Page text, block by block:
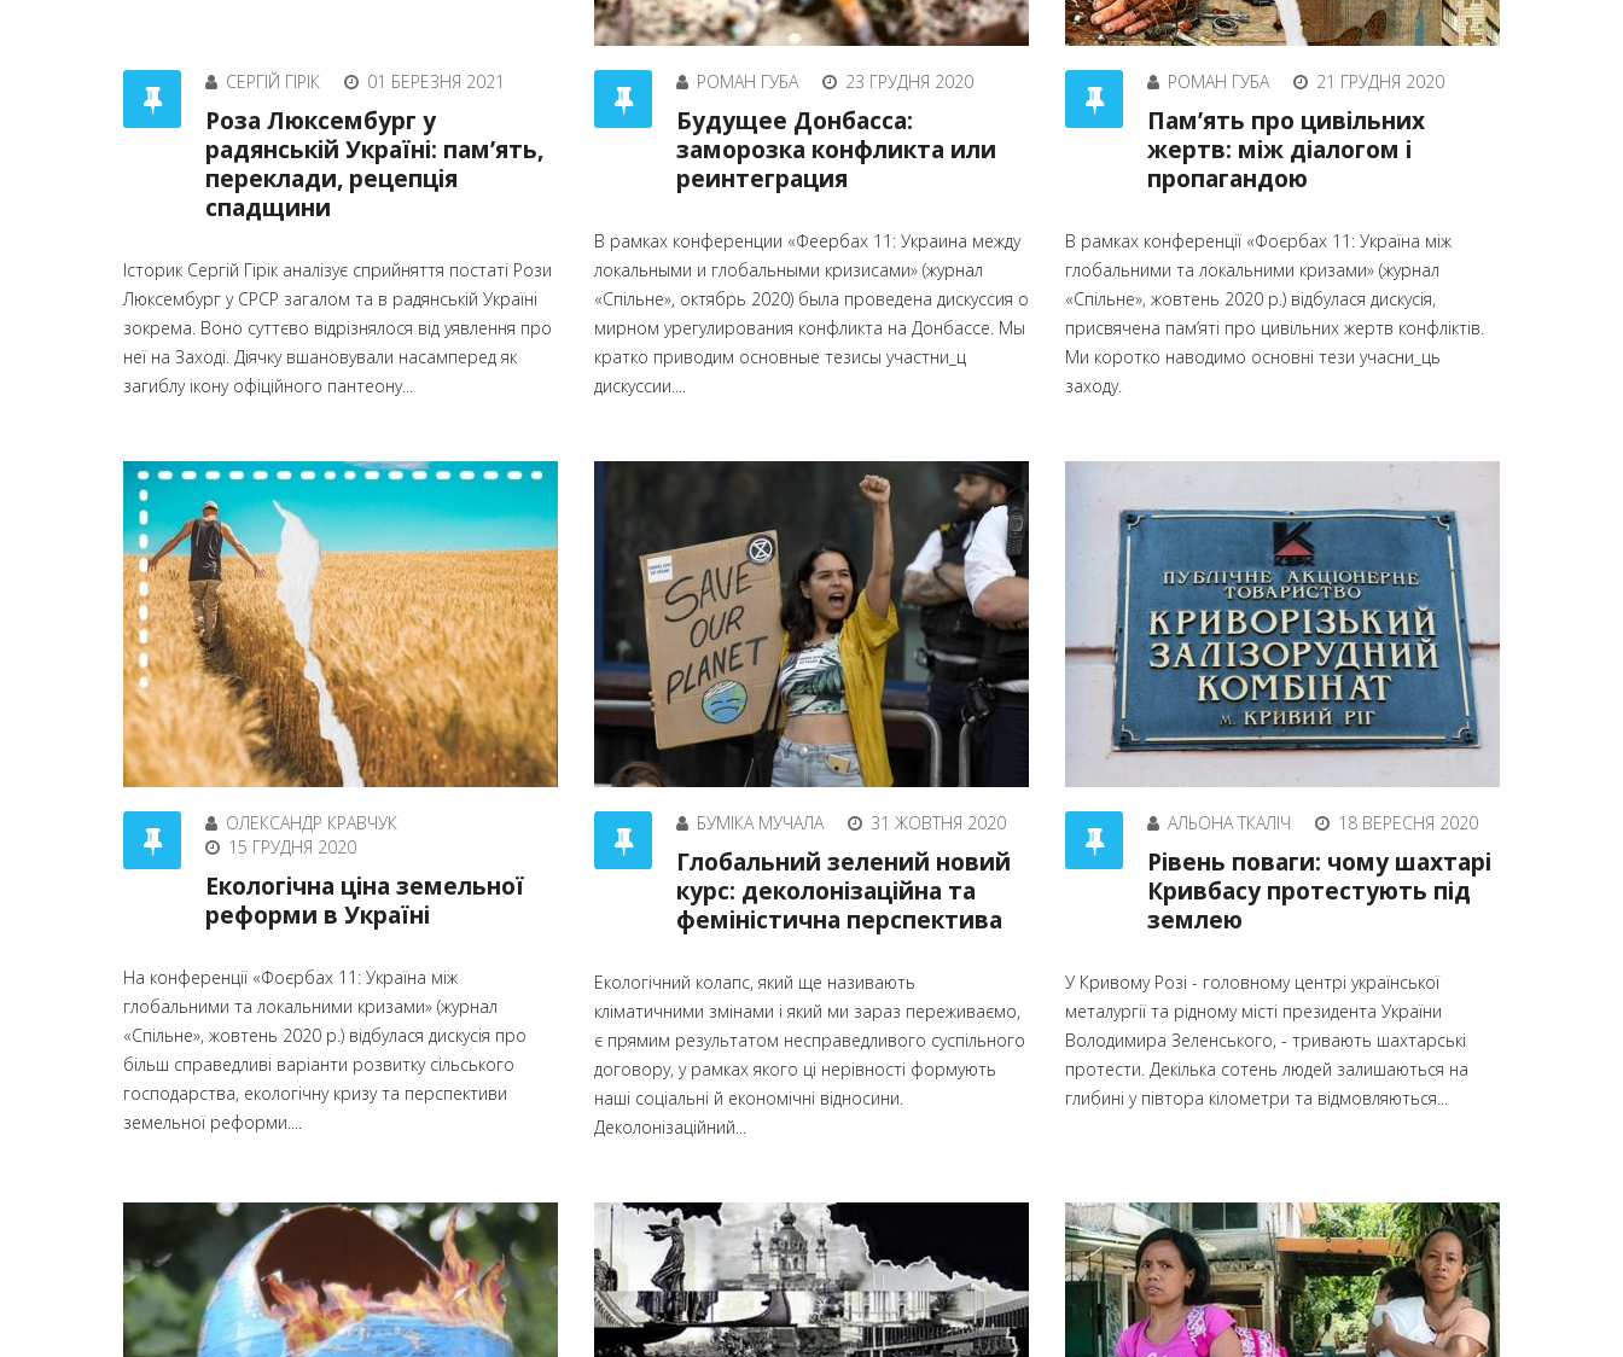
СЕРГІЙ ГІРІК 01 БЕРЕЗНЯ 2021
Роза Люксембург у
радянській Україні: пам’ять,
переклади, рецепція
спадщини
Історик Сергій Гірік аналізує сприйняття постаті Рози
Люксембург у СРСР загалом та в радянській Україні
зокрема. Воно суттєво відрізнялося від уявлення про
неї на Заході. Діячку вшановували насамперед як
загиблу ікону офіційного пантеону...
РОМАН ГУБА 23 ГРУДНЯ 2020
Будущее Донбасса:
заморозка конфликта или
реинтеграция
В рамках конференции «Феербах 11: Украина между
локальными и глобальными кризисами» (журнал
«Спільне», октябрь 2020) была проведена дискуссия о
мирном урегулирования конфликта на Донбассе. Мы
кратко приводим основные тезисы участни_ц
дискуссии....
РОМАН ГУБА 21 ГРУДНЯ 2020
Пам’ять про цивільних
жертв: між діалогом і
пропагандою
В рамках конференції «Фоєрбах 11: Україна між
глобальними та локальними кризами» (журнал
«Спільне», жовтень 2020 р.) відбулася дискусія,
присвячена пам’яті про цивільних жертв конфліктів.
Ми коротко наводимо основні тези учасни_ць
заходу.
ОЛЕКСАНДР КРАВЧУК
15 ГРУДНЯ 2020
Екологічна ціна земельної
реформи в Україні
На конференції «Фоєрбах 11: Україна між
глобальними та локальними кризами» (журнал
«Спільне», жовтень 2020 р.) відбулася дискусія про
більш справедливі варіанти розвитку сільського
господарства, екологічну кризу та перспективи
земельної реформи....
БУМІКА МУЧАЛА 31 ЖОВТНЯ 2020
Глобальний зелений новий
курс: деколонізаційна та
феміністична перспектива
Екологічний колапс, який ще називають
кліматичними змінами і який ми зараз переживаємо,
є прямим результатом несправедливого суспільного
договору, у рамках якого ці нерівності формують
наші соціальні й економічні відносини.
Деколонізаційний...
АЛЬОНА ТКАЛІЧ 18 ВЕРЕСНЯ 2020
Рівень поваги: чому шахтарі
Кривбасу протестують під
землею
У Кривому Розі - головному центрі української
металургії та рідному місті президента України
Володимира Зеленського, - тривають шахтарські
протести. Декілька сотень людей залишаються на
глибині у півтора кілометри та відмовляються...